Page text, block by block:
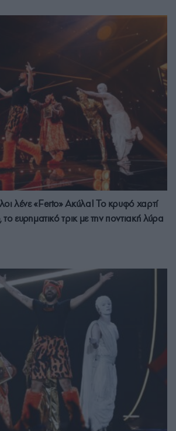
λένε «Ferto» Ακύλα! Το κρυφό χαρτί
το ευρηματικό τρικ με την ποντιακή λύρα